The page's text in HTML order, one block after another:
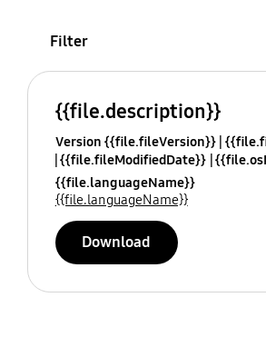
Filter
{{file.description}}
Version {{file.fileVersion}}
{{file.fileModifiedDate}}
{{file.languageName}}
{{file.languageName}}
Download